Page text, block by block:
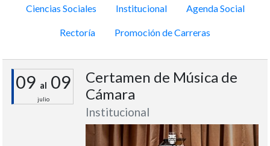
Ciencias Sociales Institucional Agenda Social
Rectoría Promoción de Carreras
09 al 09
julio
Certamen de Música de
Cámara
Institucional